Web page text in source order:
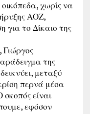
χωρίς να
ΑΟΖ,
το Δίκαιο της
της
μεταξύ
περνά μέσα
είναι
εφόσον